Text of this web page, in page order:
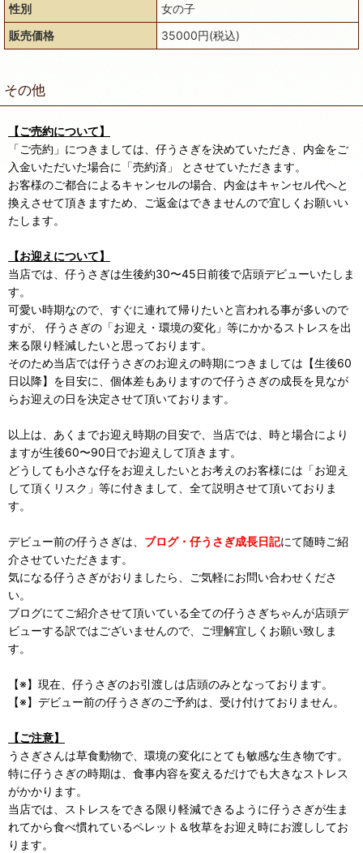
性別
女の子
販売価格
35000円(税込)
その他
【ご売約について】
「ご売約」につきましては、仔うさぎを決めていただき、内金をご
入金いただいた場合に「売約済」 とさせていただきます。
お客様のご都合によるキャンセルの場合、内金はキャンセル代へと
換えさせて頂きますため、ご返金はできませんので宜しくお願いい
たします。
【お迎えについて】
当店では、仔うさぎは生後約30〜45日前後で店頭デビューいたしま
す。
可愛い時期なので、すぐに連れて帰りたいと言われる事が多いので
すが、 仔うさぎの「お迎え・環境の変化」等にかかるストレスを出
来る限り軽減したいと思っております。
そのため当店では仔うさぎのお迎えの時期につきましては【生後60
日以降】を目安に、個体差もありますので仔うさぎの成長を見なが
らお迎えの日を決定させて頂いております。
以上は、あくまでお迎え時期の目安で、当店では、時と場合により
ますが生後60〜90日でお迎えして頂きます。
どうしても小さな仔をお迎えしたいとお考えのお客様には「お迎え
して頂くリスク」等に付きまして、全て説明させて頂いておりま
す。
デビュー前の仔うさぎは、 ブログ・仔うさぎ成長日記にて随時ご紹
介させていただきます。
気になる仔うさぎがおりましたら、ご気軽にお問い合わせくださ
い。
ブログにてご紹介させて頂いている全ての仔うさぎちゃんが店頭デ
ビューする訳ではございませんので、ご理解宜しくお願い致しま
す。
【※】現在、仔うさぎのお引渡しは店頭のみとなっております。
【※】デビュー前の仔うさぎのご予約は、受け付けておりません。
【ご注意】
うさぎさんは草食動物で、環境の変化にとても敏感な生き物です。
特に仔うさぎの時期は、食事内容を変えるだけでも大きなストレス
がかかります。
当店では、ストレスをできる限り軽減できるように仔うさぎが生ま
れてから食べ慣れているペレット＆牧草をお迎え時にお渡ししてお
ります。